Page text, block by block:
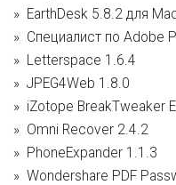
EarthDesk 5.8.2 для
Специалист по Adobe
Letterspace 1.6.4
JPEG4Web 1.8.0
iZotope BreakTweaker
Omni Recover 2.4.2
PhoneExpander 1.1.3
Wondershare PDF